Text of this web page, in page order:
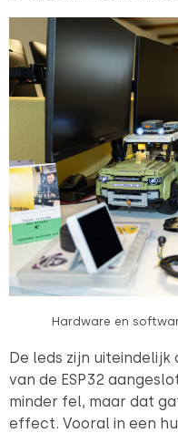
Hardware en
De leds zijn
van de ESP32
minder fel, maar dat
effect. Vooral in een